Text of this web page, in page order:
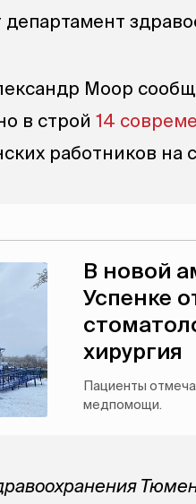
департамент
Моор
в строй 14
работников на
В новой
Успенке
хирургия
Пациенты
медпомощи.